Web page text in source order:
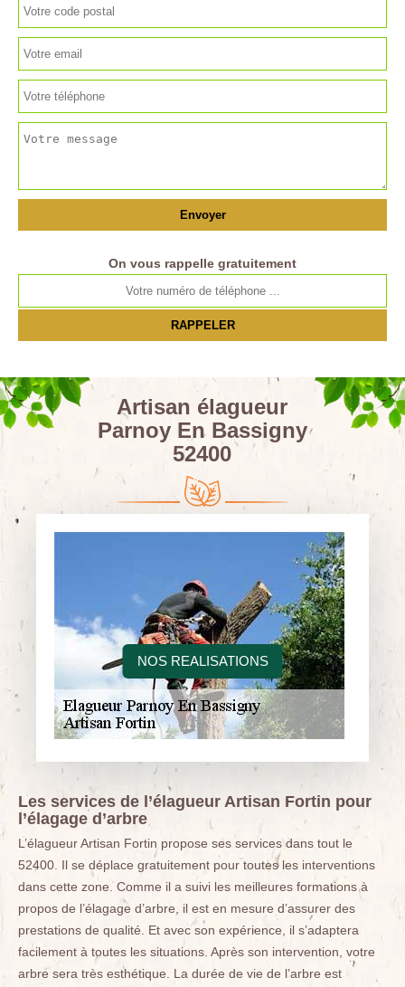
NOS REALISATIONS
On vous rappelle gratuitement
Artisan élagueur
Parnoy En Bassigny
52400
Les services de l’élagueur Artisan Fortin pour
l’élagage d’arbre
L’élagueur Artisan Fortin propose ses services dans tout le
52400. Il se déplace gratuitement pour toutes les interventions
dans cette zone. Comme il a suivi les meilleures formations à
propos de l’élagage d’arbre, il est en mesure d’assurer des
prestations de qualité. Et avec son expérience, il s’adaptera
facilement à toutes les situations. Après son intervention, votre
arbre sera très esthétique. La durée de vie de l’arbre est